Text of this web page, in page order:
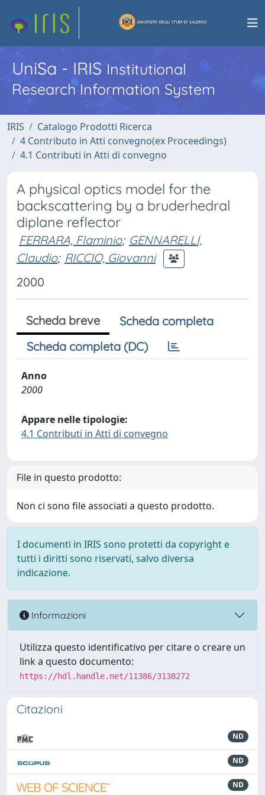
UniSa - IRISInstitutional
Research Information System
IRIS
Catalogo Prodotti Ricerca
4 Contributo in Atti convegno(ex Proceedings)
4.1 Contributi in Atti di convegno
A physical optics model for the
backscattering by a bruderhedral
diplane reflector
FERRARA, Flaminio; GENNARELLI,
Claudio; RICCIO, Giovanni
2000
Scheda breve
Scheda completa
Scheda completa (DC)
Anno
2000
Appare nelle tipologie:
4.1 Contributi in Atti di convegno
File in questo prodotto:
Non ci sono file associati a questo prodotto.
I documenti in IRIS sono protetti da copyright e
tutti i diritti sono riservati, salvo diversa
indicazione.
Informazioni
Utilizza questo identificativo per citare o creare un
link a questo documento:
https://hdl.handle.net/11386/3138272
Citazioni
ND
ND
ND